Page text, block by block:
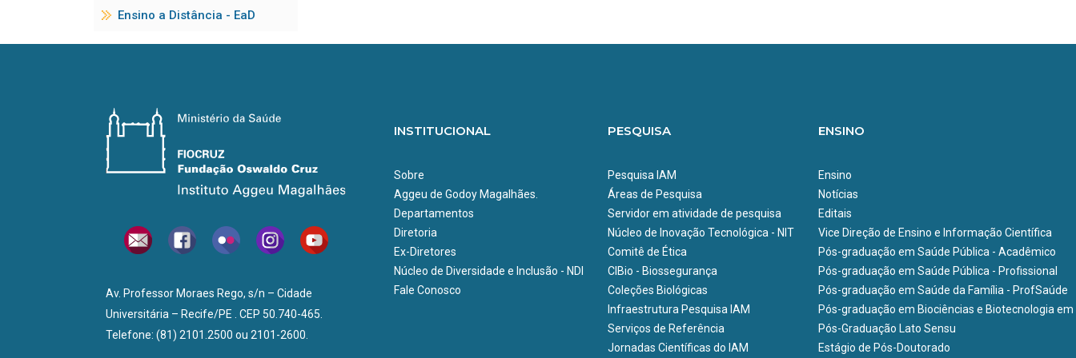
Ensino a Distância - EaD
Av. Professor Moraes Rego, s/n – Cidade
Universitária – Recife/PE . CEP 50.740-465.
Telefone: (81) 2101.2500 ou 2101-2600.
INSTITUCIONAL
Sobre
Aggeu de Godoy Magalhães.
Departamentos
Diretoria
Ex-Diretores
Núcleo de Diversidade e Inclusão - NDI
Fale Conosco
PESQUISA
Pesquisa IAM
Áreas de Pesquisa
Servidor em atividade de pesquisa
Núcleo de Inovação Tecnológica - NIT
Comitê de Ética
CIBio - Biossegurança
Coleções Biológicas
Infraestrutura Pesquisa IAM
Serviços de Referência
Jornadas Científicas do IAM
ENSINO
Ensino
Notícias
Editais
Vice Direção de Ensino e Informação Científica
Pós-graduação em Saúde Pública - Acadêmico
Pós-graduação em Saúde Pública - Profissional
Pós-graduação em Saúde da Família - ProfSaúde
Pós-graduação em Biociências e Biotecnologia em
Pós-Graduação Lato Sensu
Estágio de Pós-Doutorado